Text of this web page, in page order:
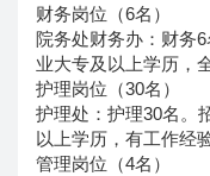
财务岗位（6名）
院务处财务办：财务
业大专及以上学历，
护理岗位（30名）
护理处：护理30名。
以上学历，有工作经
管理岗位（4名）